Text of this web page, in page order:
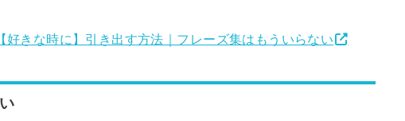
きな時に】引き出す方法｜フレーズ集はもういらない